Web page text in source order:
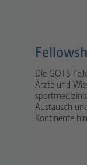
Die GOTS
Ärzte und
Austausch
Kontinente